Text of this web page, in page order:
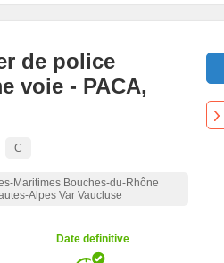
de police
voie - PACA,
C
Maritimes Bouches-du-Rhône
Alpes Var Vaucluse
Date definitive